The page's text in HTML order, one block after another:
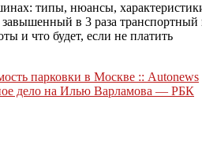
типы, нюансы,
в 3 раза транспортный
и что будет, если не платить
парковки в Москве :: Autonews
дело на Илью Варламова — РБК